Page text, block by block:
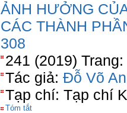
ẢNH HƯỞNG
CÁC THÀNH
308
241 (2019)
Tác giả: Đỗ Võ
Tạp chí: Tạp chí
Tóm tắt